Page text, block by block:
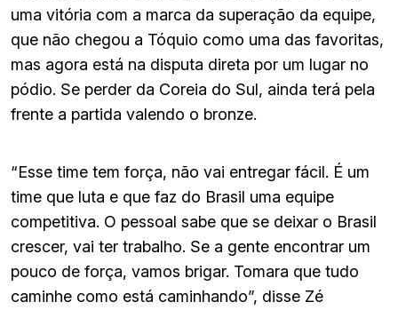
uma vitória com a marca da superação da equipe,
que não chegou a Tóquio como uma das favoritas,
mas agora está na disputa direta por um lugar no
pódio. Se perder da Coreia do Sul, ainda terá pela
frente a partida valendo o bronze.
“Esse time tem força, não vai entregar fácil. É um
time que luta e que faz do Brasil uma equipe
competitiva. O pessoal sabe que se deixar o Brasil
crescer, vai ter trabalho. Se a gente encontrar um
pouco de força, vamos brigar. Tomara que tudo
caminhe como está caminhando”, disse Zé